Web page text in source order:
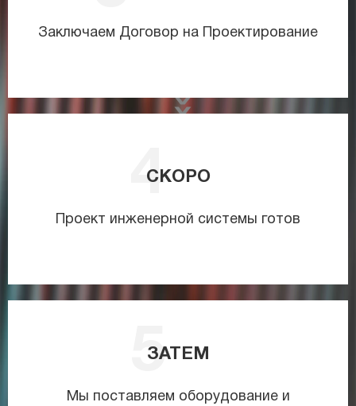
Заключаем Договор на Проектирование
СКОРО
Проект инженерной системы готов
ЗАТЕМ
Мы поставляем оборудование и